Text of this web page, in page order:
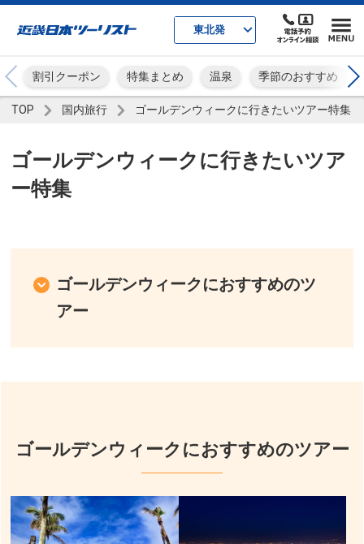
東北発
割引クーポン 特集まとめ 温泉 季節のおすすめ
TOP 国内旅行 ゴールデンウィークに行きたいツアー特集
ゴールデンウィークに行きたいツア
ー特集
ゴールデンウィークにおすすめのツ
アー
ゴールデンウィークにおすすめのツアー